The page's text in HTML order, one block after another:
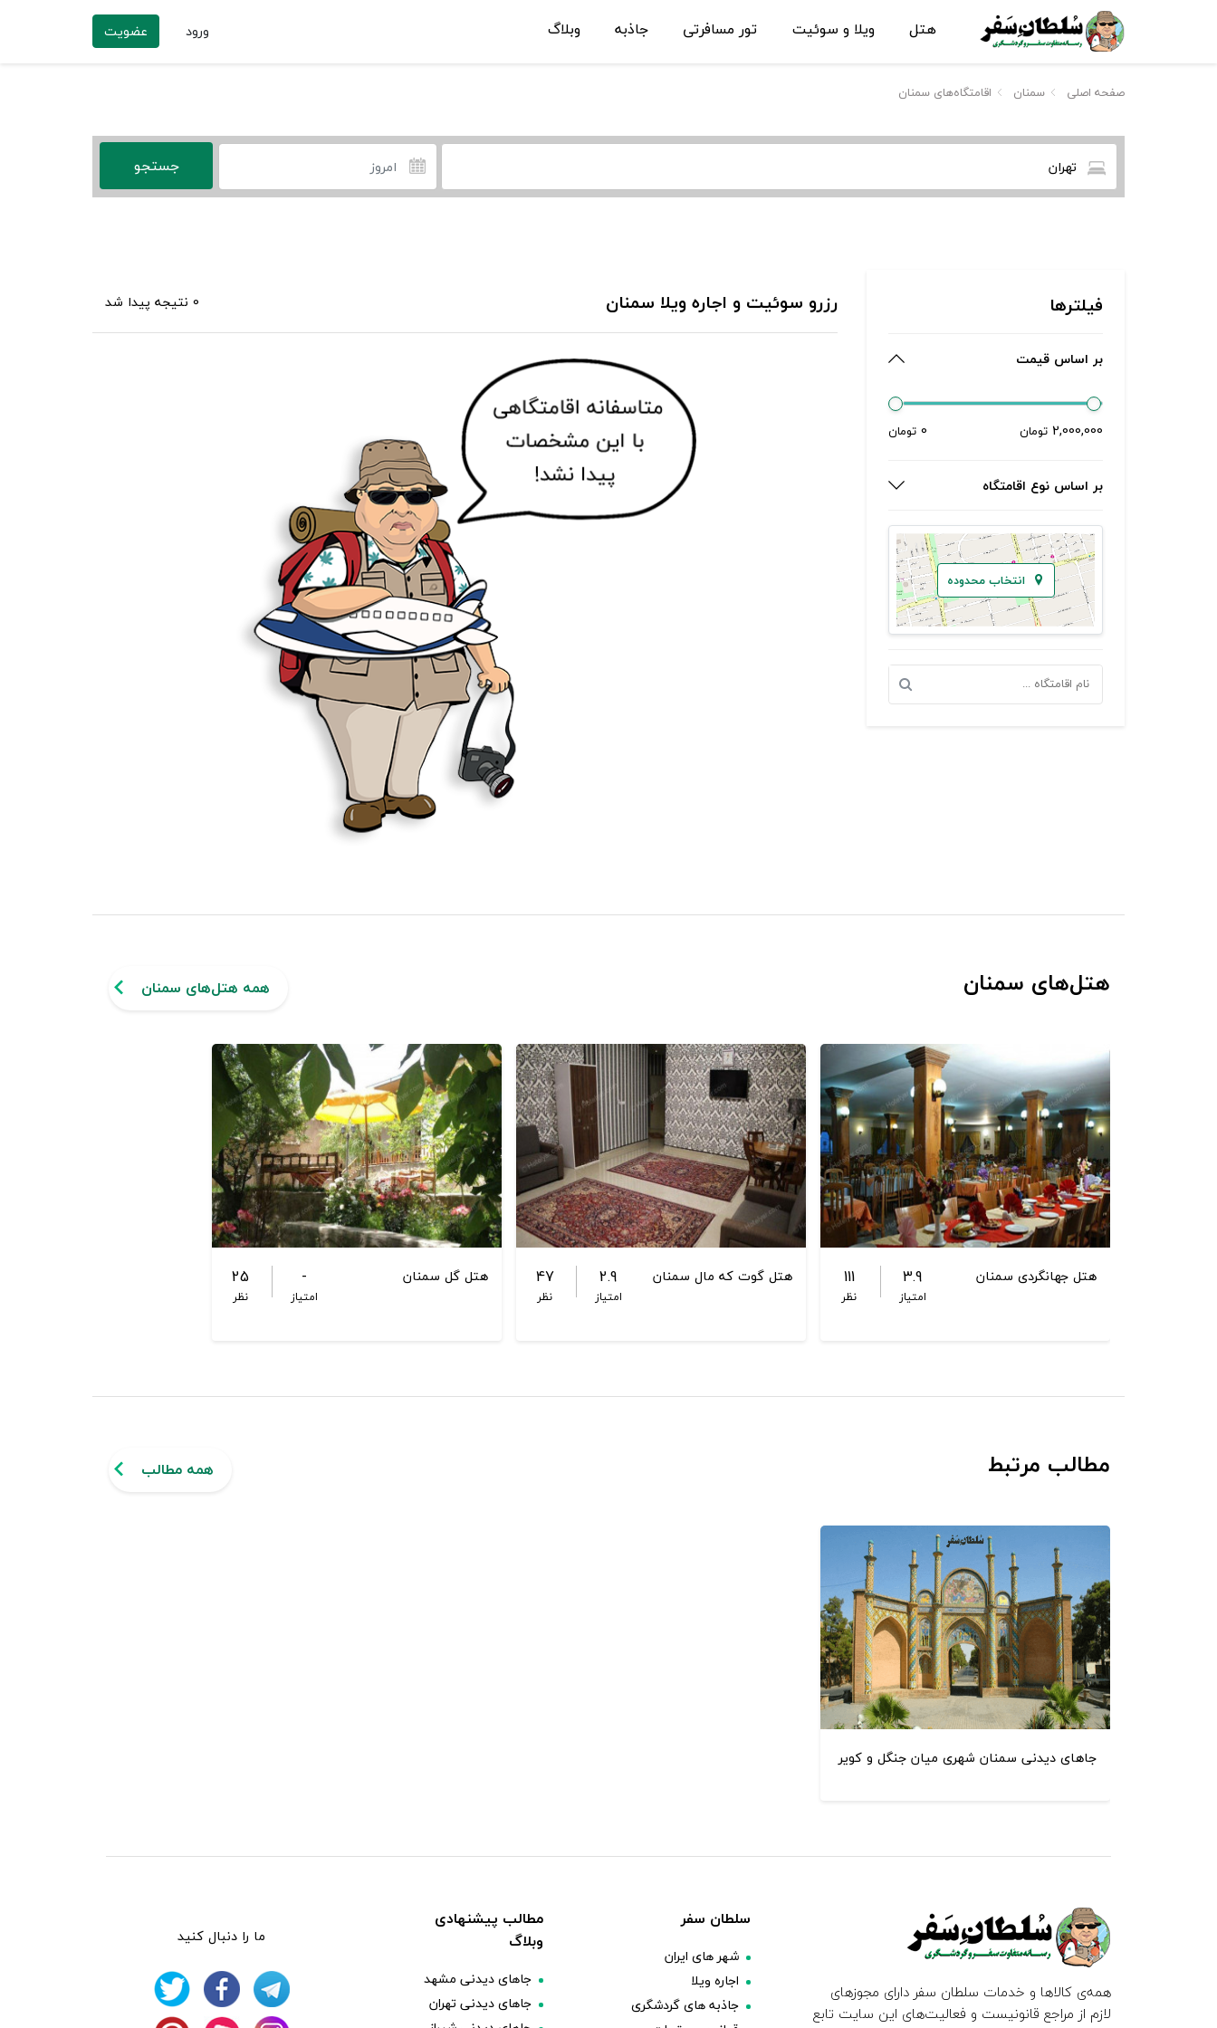
هتل ویلا و سوئیت تور مسافرتی جاذبه وبلاگ ورود عضویت
صفحه اصلی سمنان اقامتگاه‌های سمنان
تهران
فیلترها
بر اساس قیمت
0 تومان 2,000,000 تومان
بر اساس نوع اقامتگاه
انتخاب محدوده
رزرو سوئیت و اجاره ویلا سمنان 0 نتیجه پیدا شد
هتل‌های سمنان همه هتل‌های سمنان
هتل جهانگردی سمنان 3.9
امتیاز
111
نظر
هتل گوت که مال سمنان 2.9
امتیاز
47
نظر
هتل گل سمنان -
امتیاز
25
نظر
مطالب مرتبط همه مطالب
جاهای دیدنی سمنان شهری میان جنگل و کویر
همه‌ی کالاها و خدمات سلطان سفر دارای مجوزهای
لازم از مراجع قانونیست و فعالیت‌های این سایت تابع
سلطان سفر
شهر های ایران
اجاره ویلا
جاذبه های گردشگری
مطالب پیشنهادی
وبلاگ
جاهای دیدنی مشهد
جاهای دیدنی تهران
ما را دنبال کنید